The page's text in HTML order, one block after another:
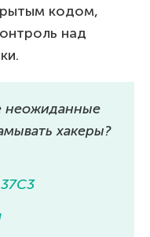
кодом,
над
неожиданные
хакеры?